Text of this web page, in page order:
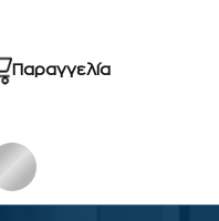
Παραγγελία